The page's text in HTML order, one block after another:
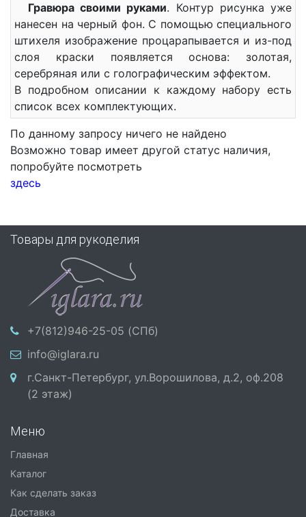
Гравюра своими руками. Контур рисунка уже
нанесен на черный фон. С помощью специального
штихеля изображение процарапывается и из-под
слоя краски появляется основа: золотая,
серебряная или с голографическим эффектом.
В подробном описании к каждому набору есть
список всех комплектующих.
По данному запросу ничего не найдено
Возможно товар имеет другой статус наличия,
попробуйте посмотреть
здесь
Товары для рукоделия
+7(812)946-25-05 (СПб)
info@iglara.ru
г.Санкт-Петербург, ул.Ворошилова, д.2, оф.208
(2 этаж)
Меню
Главная
Каталог
Как сделать заказ
Доставка